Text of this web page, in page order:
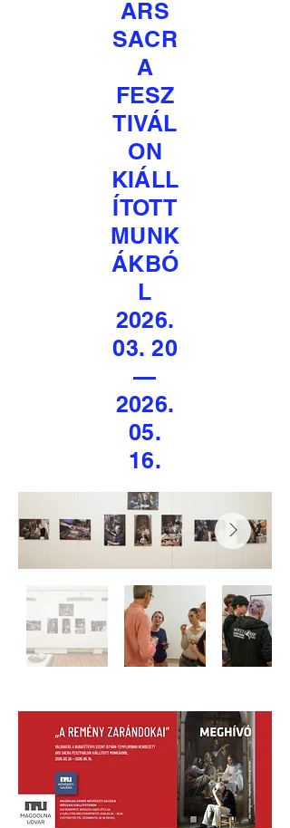
ARS
SACR
A
FESZ
TIVÁL
ON
KIÁLL
ÍTOTT
MUNK
ÁKBÓ
L
2026.
03. 20
—
2026.
05.
16.